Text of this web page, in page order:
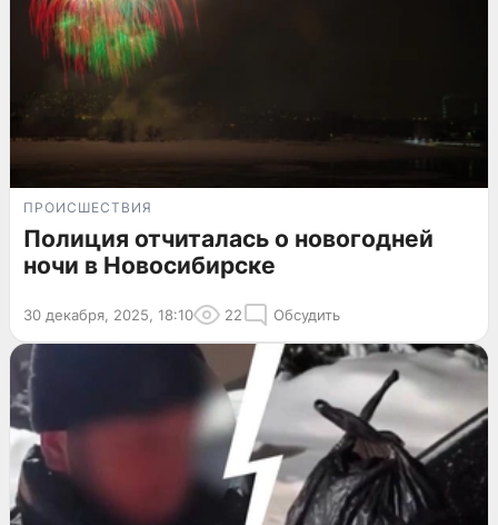
ПРОИСШЕСТВИЯ
Полиция отчиталась о новогодней
ночи в Новосибирске
30 декабря, 2025, 18:10 22 Обсудить